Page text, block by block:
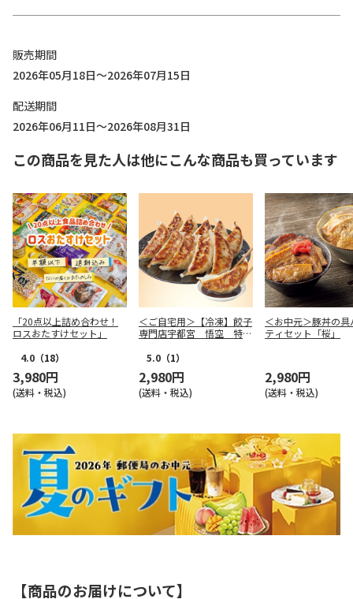
販売期間
2026年05月18日～2026年07月15日
配送期間
2026年06月11日～2026年08月31日
この商品を見た人は他にこんな商品も買っています
「20点以上詰め合わせ！
ロスおたすけセット」
4.0 （18）
3,980円
(送料・税込)
＜ご自宅用＞【冷凍】餃子
専門店宇都宮 悟空 特製
5.0 （1）
2,980円
(送料・税込)
＜お中元＞豚丼の具
ティセット「桜」
2,980円
(送料・税込)
【商品のお届けについて】